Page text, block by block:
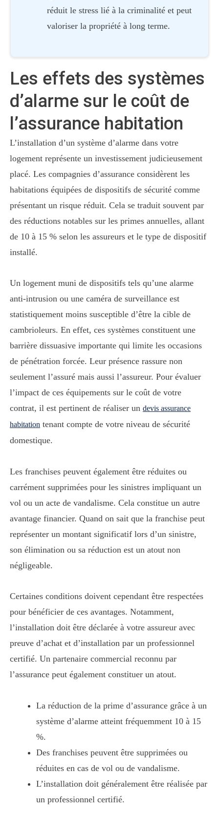
réduit le stress lié à la criminalité et peut
valoriser la propriété à long terme.
Les effets des systèmes
d’alarme sur le coût de
l’assurance habitation
L’installation d’un système d’alarme dans votre
logement représente un investissement judicieusement
placé. Les compagnies d’assurance considèrent les
habitations équipées de dispositifs de sécurité comme
présentant un risque réduit. Cela se traduit souvent par
des réductions notables sur les primes annuelles, allant
de 10 à 15 % selon les assureurs et le type de dispositif
installé.
Un logement muni de dispositifs tels qu’une alarme
anti-intrusion ou une caméra de surveillance est
statistiquement moins susceptible d’être la cible de
cambrioleurs. En effet, ces systèmes constituent une
barrière dissuasive importante qui limite les occasions
de pénétration forcée. Leur présence rassure non
seulement l’assuré mais aussi l’assureur. Pour évaluer
l’impact de ces équipements sur le coût de votre
contrat, il est pertinent de réaliser un devis assurance
habitation tenant compte de votre niveau de sécurité
domestique.
Les franchises peuvent également être réduites ou
carrément supprimées pour les sinistres impliquant un
vol ou un acte de vandalisme. Cela constitue un autre
avantage financier. Quand on sait que la franchise peut
représenter un montant significatif lors d’un sinistre,
son élimination ou sa réduction est un atout non
négligeable.
Certaines conditions doivent cependant être respectées
pour bénéficier de ces avantages. Notamment,
l’installation doit être déclarée à votre assureur avec
preuve d’achat et d’installation par un professionnel
certifié. Un partenaire commercial reconnu par
l’assurance peut également constituer un atout.
La réduction de la prime d’assurance grâce à un
système d’alarme atteint fréquemment 10 à 15
%.
Des franchises peuvent être supprimées ou
réduites en cas de vol ou de vandalisme.
L’installation doit généralement être réalisée par
un professionnel certifié.